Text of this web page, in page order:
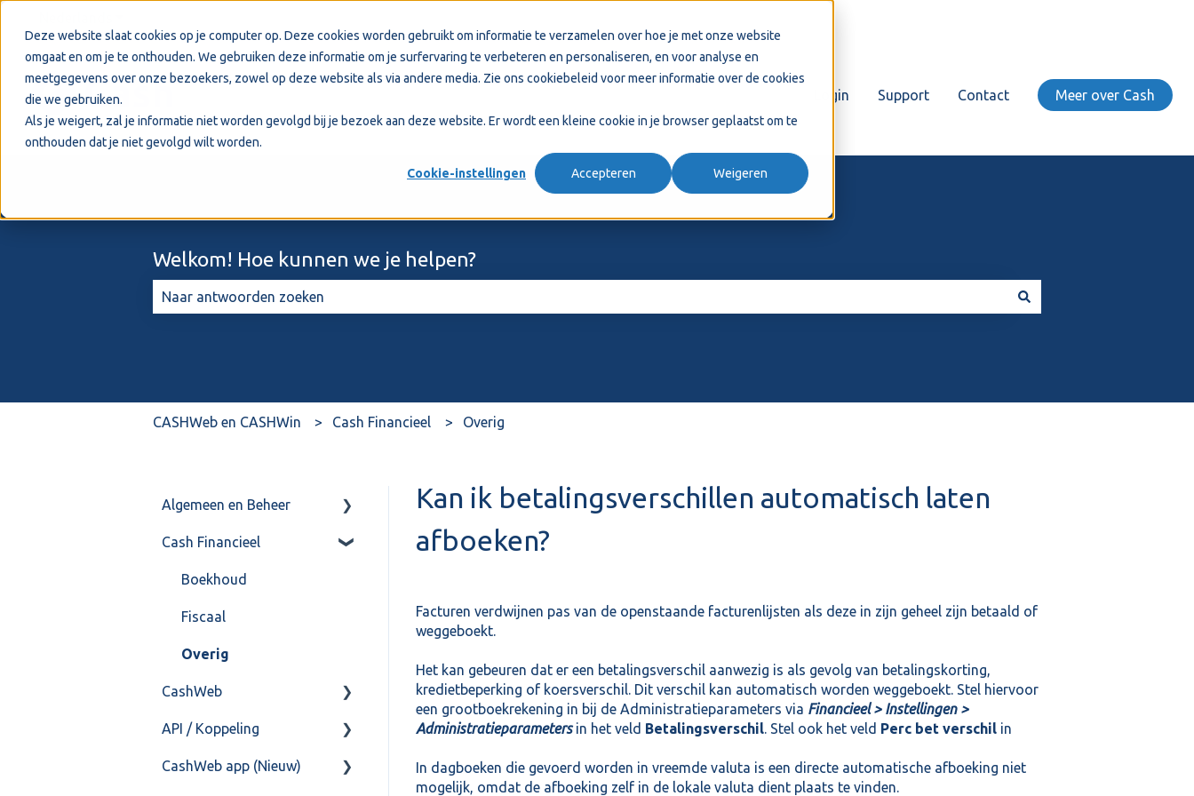
Deze website slaat cookies op je computer op. Deze cookies worden gebruikt om informatie te verzamelen over hoe je met onze website
omgaat en om je te onthouden. We gebruiken deze informatie om je surfervaring te verbeteren en personaliseren, en voor analyse en
meetgegevens over onze bezoekers, zowel op deze website als via andere media. Zie ons cookiebeleid voor meer informatie over de cookies
die we gebruiken.
Als je weigert, zal je informatie niet worden gevolgd bij je bezoek aan deze website. Er wordt een kleine cookie in je browser geplaatst om te
onthouden dat je niet gevolgd wilt worden.
Cookie-instellingen Accepteren Weigeren
Login Support Contact Meer over Cash
Welkom! Hoe kunnen we je helpen?
CASHWeb en CASHWin Cash Financieel Overig
Kan ik betalingsverschillen automatisch laten
afboeken?
Facturen verdwijnen pas van de openstaande facturenlijsten als deze in zijn geheel zijn betaald of
weggeboekt.
Het kan gebeuren dat er een betalingsverschil aanwezig is als gevolg van betalingskorting,
kredietbeperking of koersverschil. Dit verschil kan automatisch worden weggeboekt. Stel hiervoor
een grootboekrekening in bij de Administratieparameters via Financieel > Instellingen >
Administratieparametersin het veld Betalingsverschil. Stel ook het veld Perc bet verschilin
In dagboeken die gevoerd worden in vreemde valuta is een directe automatische afboeking niet
mogelijk, omdat de afboeking zelf in de lokale valuta dient plaats te vinden.
Algemeen en Beheer
Bank(koppeling)
Import/Export
Postbus
Training & Consultancy
Overig
Cash Financieel
Boekhoud
Fiscaal
Overig
CashWeb
CashHero Layout
Mailen vanuit CASHWeb
API / Koppeling
Algemeen
CashWeb app (Nieuw)